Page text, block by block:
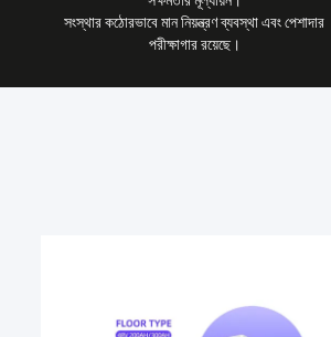
সংস্থার কঠোরভাবে মান নিয়ন্ত্রণ ব্যবস্থা এবং পেশাদার
পরীক্ষাগার রয়েছে।